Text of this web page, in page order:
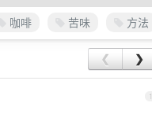
咖啡 苦味 方法
❮ ❯
1